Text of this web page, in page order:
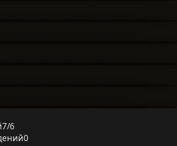
7/6
0